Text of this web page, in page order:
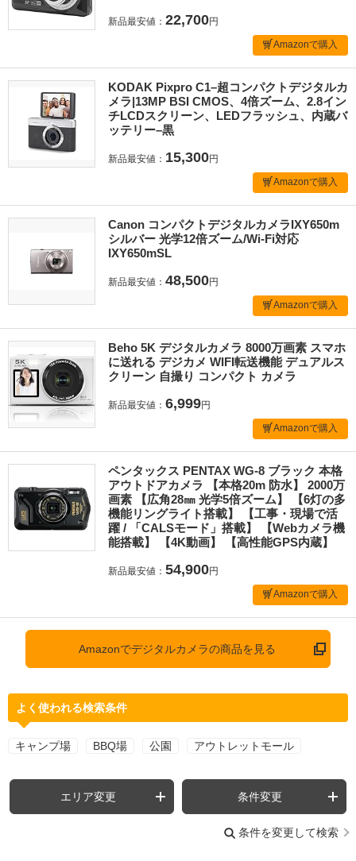
新品最安値： 22,700円
Amazonで購入
KODAK Pixpro C1–超コンパクトデジタルカ
メラ|13MP BSI CMOS、4倍ズーム、2.8イン
チLCDスクリーン、LEDフラッシュ、内蔵バ
ッテリー–黒
新品最安値： 15,300円
Amazonで購入
Canon コンパクトデジタルカメラIXY650m
シルバー 光学12倍ズーム/Wi-Fi対応
IXY650mSL
新品最安値： 48,500円
Amazonで購入
Beho 5K デジタルカメラ 8000万画素 スマホ
に送れる デジカメ WIFI転送機能 デュアルス
クリーン 自撮り コンパクト カメラ
新品最安値： 6,999円
Amazonで購入
ペンタックス PENTAX WG-8 ブラック 本格
アウトドアカメラ 【本格20m 防水】 2000万
画素 【広角28㎜ 光学5倍ズーム】 【6灯の多
機能リングライト搭載】 【工事・現場で活
躍 / 「CALSモード」搭載】 【Webカメラ機
能搭載】 【4K動画】 【高性能GPS内蔵】
新品最安値： 54,900円
Amazonで購入
Amazonでデジタルカメラの商品を見る
よく使われる検索条件
キャンプ場 BBQ場 公園 アウトレットモール
エリア変更 条件変更
条件を変更して検索